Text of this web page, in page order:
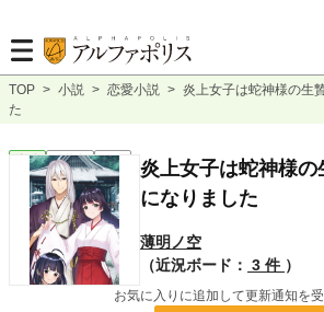
TOP > 小説 > 恋愛小説 > 炎上女子は蛇神様の生
た
恋愛 連載中 長編
炎上女子は蛇神様
になりました
薄明ノ空
（近況ボード： 3 件 ）
お気に入りに追加して更新通知を